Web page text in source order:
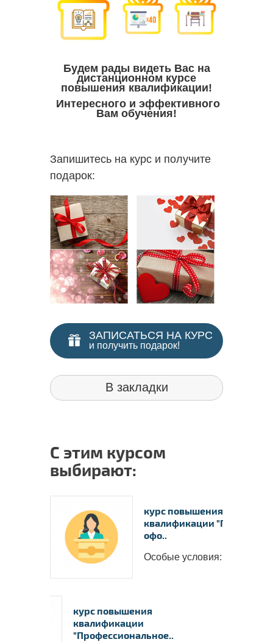
Будем рады видеть Вас на
дистанционном курсе
повышения квалификации!
Интересного и эффективного
Вам обучения!
Запишитесь на курс и получите
подарок:
ЗАПИСАТЬСЯ НА КУРС
и получить подарок!
В закладки
С этим курсом
выбирают:
курс повышения
квалификации
офо..
Особые условия: &n..
курс повышения
квалификации
"Профессиональное..